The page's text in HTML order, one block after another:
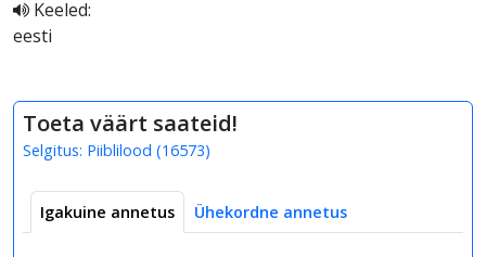
Keeled:
eesti
Toeta väärt saateid!
Selgitus: Piiblilood (16573)
Igakuine annetus Ühekordne annetus